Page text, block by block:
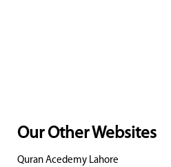
Our Other Websites
Quran Acedemy Lahore